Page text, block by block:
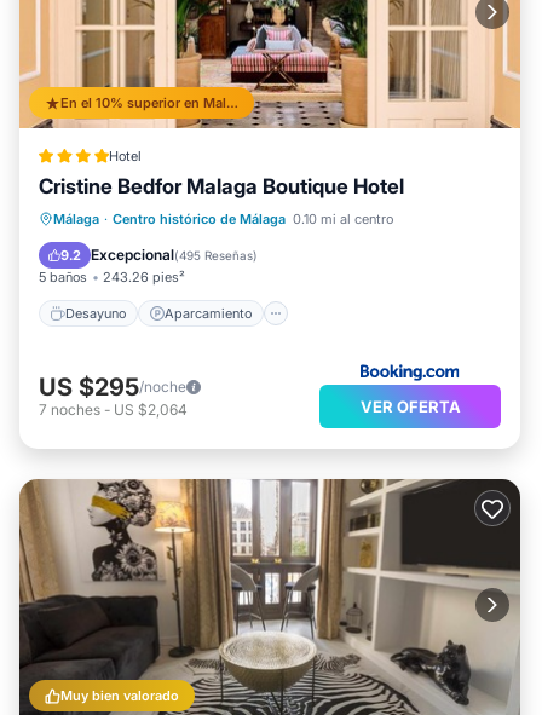
En el 10% superior en Malaga Historic Centre
Hotel
Cristine Bedfor Malaga Boutique Hotel
Málaga · Centro histórico de Málaga 0.10 mi al centro
9.2 Excepcional(495 Reseñas)
5 baños 243.26 pies²
Desayuno Aparcamiento
Desayuno
Aparcamiento
Balcón/Terraza
US $295/noche
7 noches - US $2,064 VER OFERTA
Muy bien valorado